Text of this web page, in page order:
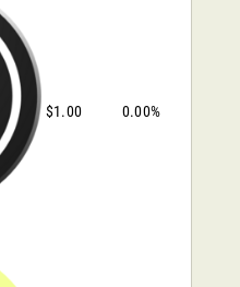
$1.00 0.00%